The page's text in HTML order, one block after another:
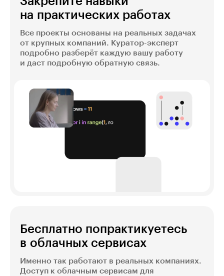
на практических работах
Все проекты основаны на реальных задачах
от крупных компаний. Куратор-эксперт
подробно разберёт каждую вашу работу
и даст подробную обратную связь.
Бесплатно попрактикуетесь
в облачных сервисах
Именно так работают в реальных компаниях.
Доступ к облачным сервисам для